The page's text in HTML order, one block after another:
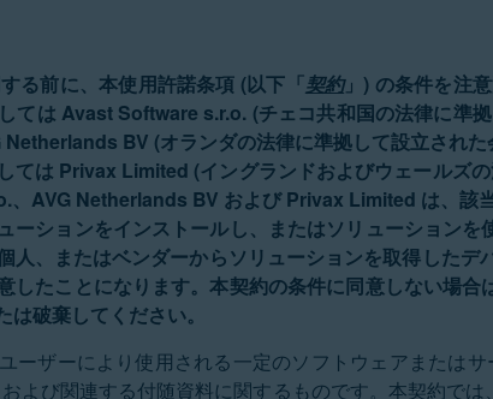
る前に、本使用許諾条項 (以下「契約」) の条件を注
ては Avast Software s.r.o. (チェコ共和国の法律に準
BV (オランダの法律に準拠して設立され
ては Privax Limited (イングランドおよびウェールズ
AVG Netherlands BV および Privax Limited は、該
ーションをインストールし、またはソリューション
人、またはベンダーからソリューションを取得したデ
したことになります。本契約の条件に同意しない場
破棄してください。
ーザーにより使用される一定のソフトウェアまたは
) および関連する付随資料に関するものです。本契約では